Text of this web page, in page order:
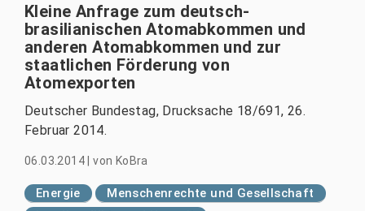
Kleine Anfrage zum deutsch-
brasilianischen Atomabkommen und
anderen Atomabkommen und zur
staatlichen Förderung von
Atomexporten
Deutscher Bundestag, Drucksache 18/691, 26.
Februar 2014.
06.03.2014 |von KoBra
Energie
Menschenrechte und Gesellschaft